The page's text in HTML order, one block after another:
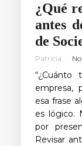
¿Qué
antes
de
Patricia
“¿Cuánto
empresa,
esa frase
es lógico.
por
Revisar